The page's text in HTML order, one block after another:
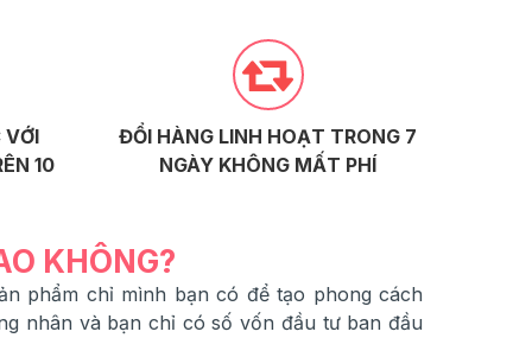
VỚI
10
ĐỔI HÀNG LINH HOẠT TRONG 7
NGÀY KHÔNG MẤT PHÍ
KHÔNG?
phẩm chỉ mình bạn có để tạo phong cách
nhân và bạn chỉ có số vốn đầu tư ban đầu